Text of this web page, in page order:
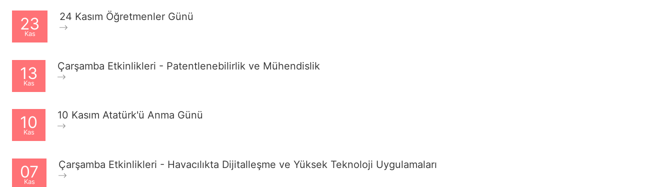
23
Kas
24 Kasım Öğretmenler Günü
13
Kas
Çarşamba Etkinlikleri - Patentlenebilirlik ve Mühendislik
10
Kas
10 Kasım Atatürk'ü Anma Günü
07
Kas
Çarşamba Etkinlikleri - Havacılıkta Dijitalleşme ve Yüksek Teknoloji Uygulamaları